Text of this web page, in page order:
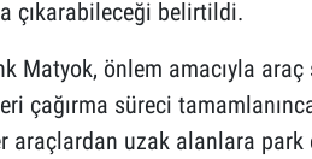
çıkarabileceği belirtildi.
Matyok, önlem amacıyla
çağırma süreci
araçlardan uzak alanlara